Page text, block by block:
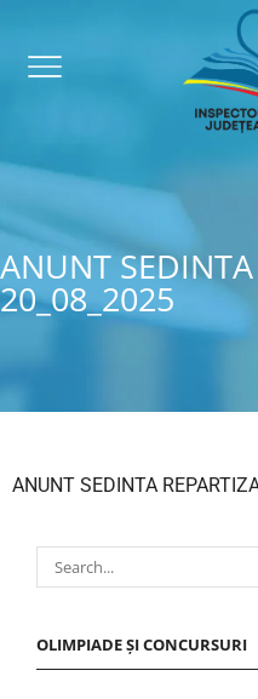
ANUNT SEDINTA
20_08_2025
ANUNT SEDINTA
OLIMPIADE ȘI CONCURSURI